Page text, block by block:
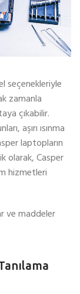
seçenekleriyle
zamanla
çıkabilir.
aşırı ısınma
laptopların
olarak, Casper
hizmetleri
ve maddeler